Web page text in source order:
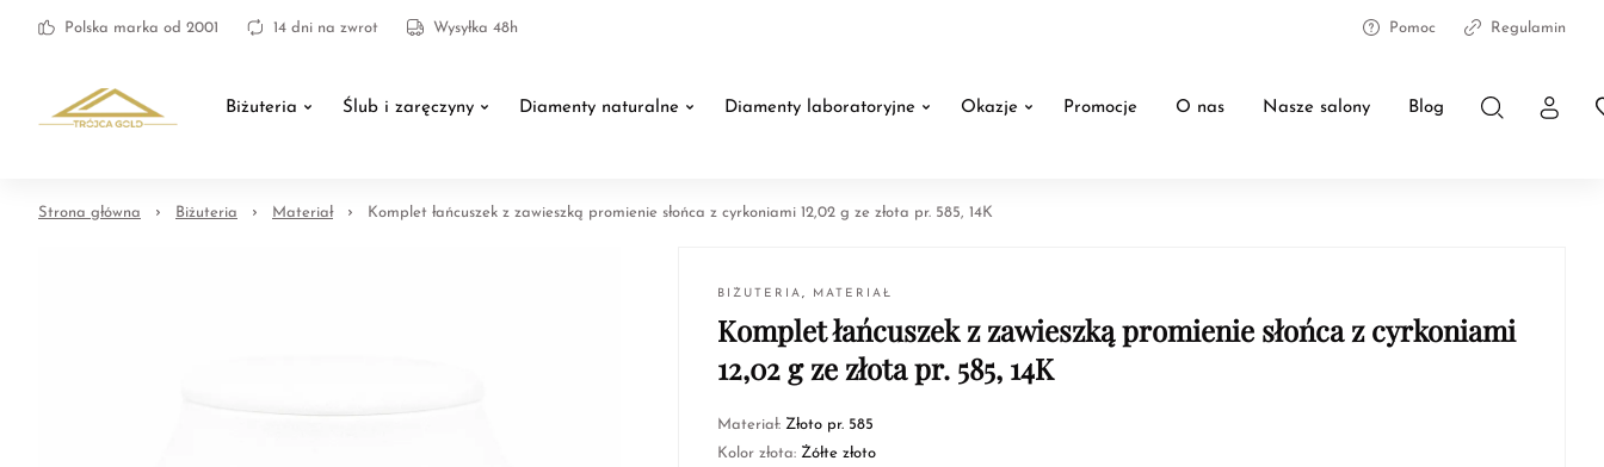
Polska marka od 2001 14 dni na zwrot Wysyłka 48h Pomoc Regulamin
Biżuteria Ślub i zaręczyny Diamenty naturalne Diamenty laboratoryjne Okazje Promocje O nas Nasze salony Blog
Strona główna Biżuteria Materiał Komplet łańcuszek z zawieszką promienie słońca z cyrkoniami 12,02 g ze złota pr. 585, 14K
BIŻUTERIA, MATERIAŁ
Komplet łańcuszek z zawieszką promienie słońca z cyrkoniami
12,02 g ze złota pr. 585, 14K
Materiał: Złoto pr. 585
Kolor złota: Żółte złoto